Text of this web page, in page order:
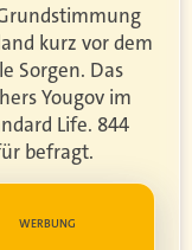
kurz vor dem
Sorgen. Das
Yougov im
Life. 844
befragt.
WERBUNG